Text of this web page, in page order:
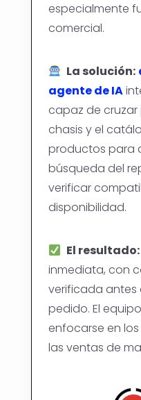
especialmente
comercial.
La solución:
agente de IA
capaz de
chasis y el
productos para
búsqueda del
verificar
disponibilidad.
El resultado:
inmediata, con
verificada
pedido. El
enfocarse en
las ventas de